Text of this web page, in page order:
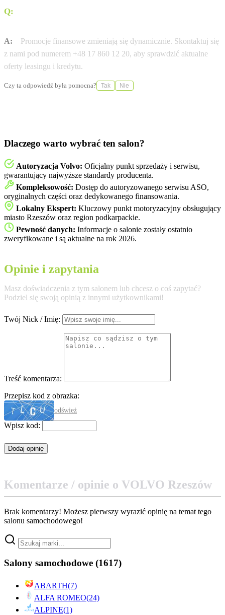
Q:
A:
Promocje finansowe zmieniają się dynamicznie. Skontaktuj się
z nami pod numerem +48 17 860 12 20, aby sprawdzić aktualne
oferty leasingu i kredytu.
Czy ta odpowiedź była pomocna? Tak Nie
Dlaczego warto wybrać ten salon?
Autoryzacja Volvo: Oficjalny punkt sprzedaży i serwisu,
gwarantujący najwyższe standardy producenta.
Kompleksowość: Dostęp do autoryzowanego serwisu ASO,
oryginalnych części oraz dedykowanego finansowania.
Lokalny Ekspert: Kluczowy punkt motoryzacyjny obsługujący
miasto Rzeszów oraz region podkarpackie.
Pewność danych: Informacje o salonie zostały ostatnio
zweryfikowane i są aktualne na rok 2026.
Opinie i zapytania
Masz doświadczenia z tym salonem lub chcesz o coś zapytać?
Podziel się swoją opinią z innymi użytkownikami!
Twój Nick / Imię:
Treść komentarza:
Przepisz kod z obrazka:
odśwież
Wpisz kod:
Komentarze / opinie o VOLVO Rzeszów
Brak komentarzy! Możesz pierwszy wyrazić opinię na temat tego
salonu samochodowego!
Salony samochodowe (1617)
ABARTH(7)
ALFA ROMEO(24)
ALPINE(1)